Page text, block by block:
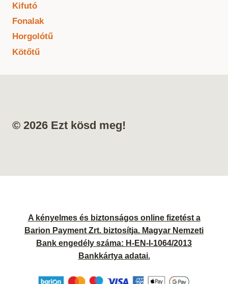
Kifutó
Fonalak
Horgolótű
Kötőtű
© 2026 Ezt kösd meg!
A kényelmes és biztonságos online fizetést a
Barion Payment Zrt. biztosítja. Magyar Nemzeti
Bank engedély száma: H-EN-I-1064/2013
Bankkártya adatai.